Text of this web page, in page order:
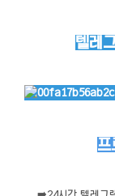
텔레
프